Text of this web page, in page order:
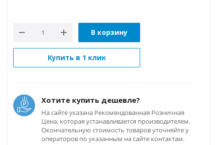
В корзину
Купить в 1 клик
Хотите купить дешевле?
На сайте указана Рекомендованная Розничная
Цена, которая устанавливается производителем.
Окончательную стоимость товаров уточняйте у
операторов по указанным на сайте контактам.